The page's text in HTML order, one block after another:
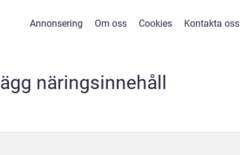
Annonsering Om oss Cookies Kontakta oss
ägg näringsinnehåll